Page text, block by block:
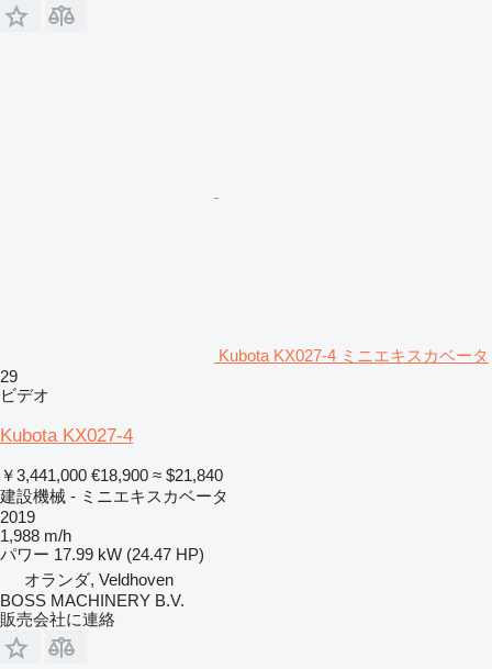
Kubota KX027-4 ミニエキスカベータ
29
ビデオ
Kubota KX027-4
￥3,441,000 €18,900 ≈ $21,840
建設機械 - ミニエキスカベータ
2019
1,988 m/h
パワー 17.99 kW (24.47 HP)
オランダ, Veldhoven
BOSS MACHINERY B.V.
販売会社に連絡